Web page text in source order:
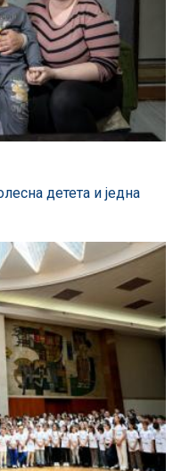
детета и једна